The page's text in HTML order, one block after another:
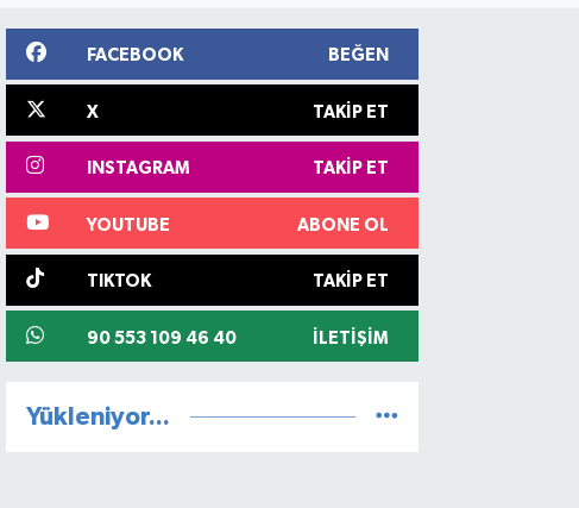
FACEBOOK BEĞEN
X TAKIP ET
INSTAGRAM TAKIP ET
YOUTUBE ABONE OL
TIKTOK TAKIP ET
90 553 109 46 40 İLETIŞIM
Yükleniyor...